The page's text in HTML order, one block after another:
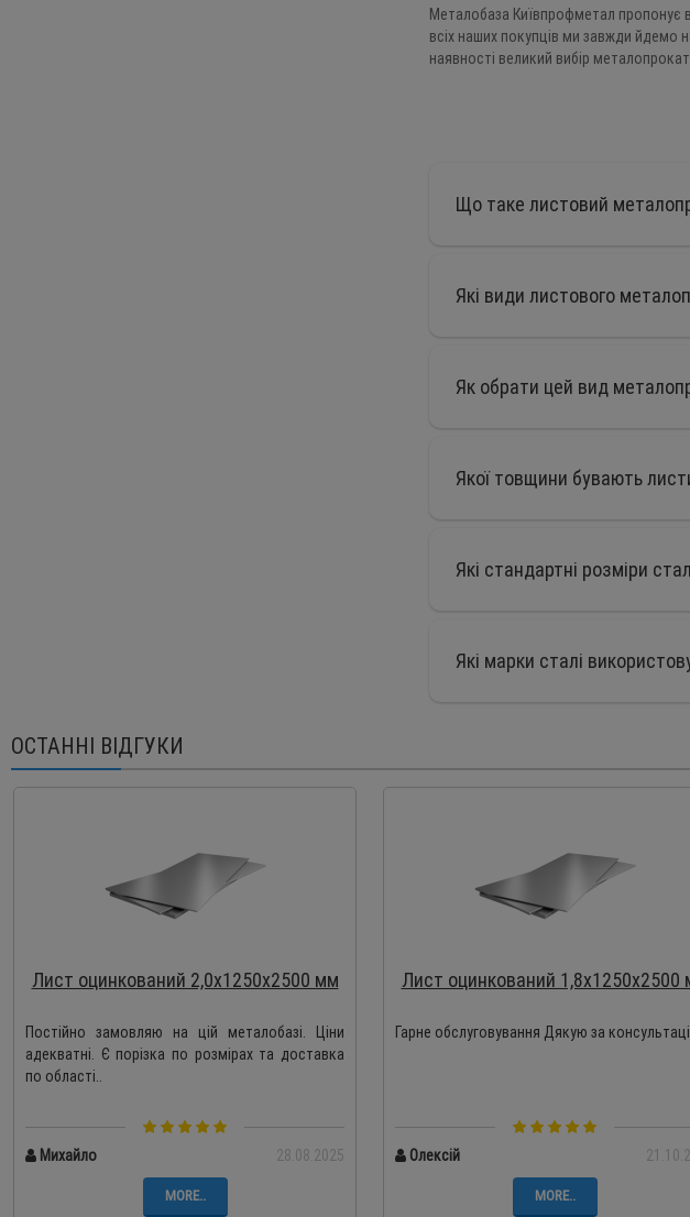
Металобаза Київпрофметал пропонує
всіх наших покупців ми завжди йдемо
наявності великий вибір
Що таке листовий
Які види листового
Як обрати цей вид
Якої товщини бувають
Які стандартні розміри
Які марки сталі
ОСТАННІ ВІДГУКИ
Лист оцинкований 2,0х1250х2500 мм
Постійно замовляю на цій металобазі. Ціни
адекватні. Є порізка по розмірах та доставка
по області..
Михайло 28.08.2025
MORE..
Лист оцинкований 1,8х1250х2500
Гарне обслуговування Дякую за
Олексій
MORE..